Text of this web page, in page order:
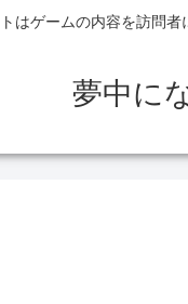
はゲームの内容を訪問
夢中に